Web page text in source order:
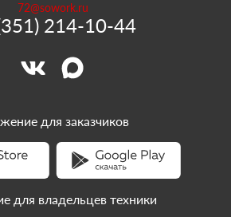
72@sowork.ru
214-10-44
для заказчиков
для владельцев техники